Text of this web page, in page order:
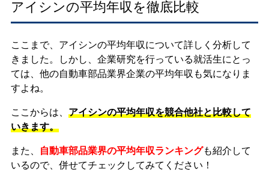
アイシンの平均年収を徹底比較
ここまで、アイシンの平均年収について詳しく分析して
きました。しかし、企業研究を行っている就活生にとっ
ては、他の自動車部品業界企業の平均年収も気になりま
すよね。
ここからは、 アイシンの平均年収を競合他社と比較して
いきます。
また、 自動車部品業界の平均年収ランキングも紹介して
いるので、併せてチェックしてみてください！